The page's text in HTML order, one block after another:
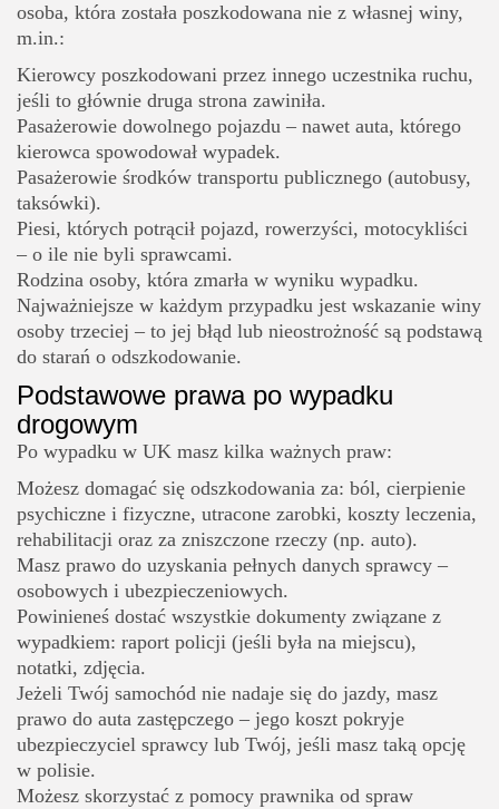
osoba, która została poszkodowana nie z własnej winy,
m.in.:
Kierowcy poszkodowani przez innego uczestnika ruchu,
jeśli to głównie druga strona zawiniła.
Pasażerowie dowolnego pojazdu – nawet auta, którego
kierowca spowodował wypadek.
Pasażerowie środków transportu publicznego (autobusy,
taksówki).
Piesi, których potrącił pojazd, rowerzyści, motocykliści
– o ile nie byli sprawcami.
Rodzina osoby, która zmarła w wyniku wypadku.
Najważniejsze w każdym przypadku jest wskazanie winy
osoby trzeciej – to jej błąd lub nieostrożność są podstawą
do starań o odszkodowanie.
Podstawowe prawa po wypadku
drogowym
Po wypadku w UK masz kilka ważnych praw:
Możesz domagać się odszkodowania za: ból, cierpienie
psychiczne i fizyczne, utracone zarobki, koszty leczenia,
rehabilitacji oraz za zniszczone rzeczy (np. auto).
Masz prawo do uzyskania pełnych danych sprawcy –
osobowych i ubezpieczeniowych.
Powinieneś dostać wszystkie dokumenty związane z
wypadkiem: raport policji (jeśli była na miejscu),
notatki, zdjęcia.
Jeżeli Twój samochód nie nadaje się do jazdy, masz
prawo do auta zastępczego – jego koszt pokryje
ubezpieczyciel sprawcy lub Twój, jeśli masz taką opcję
w polisie.
Możesz skorzystać z pomocy prawnika od spraw